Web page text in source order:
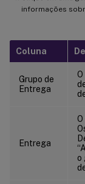
informações
Coluna
Grupo de
Entrega
Entrega
o